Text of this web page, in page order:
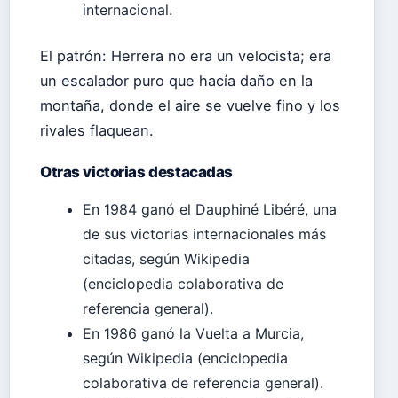
internacional.
El patrón: Herrera no era un velocista; era
un escalador puro que hacía daño en la
montaña, donde el aire se vuelve fino y los
rivales flaquean.
Otras victorias destacadas
En 1984 ganó el Dauphiné Libéré, una
de sus victorias internacionales más
citadas, según Wikipedia
(enciclopedia colaborativa de
referencia general).
En 1986 ganó la Vuelta a Murcia,
según Wikipedia (enciclopedia
colaborativa de referencia general).